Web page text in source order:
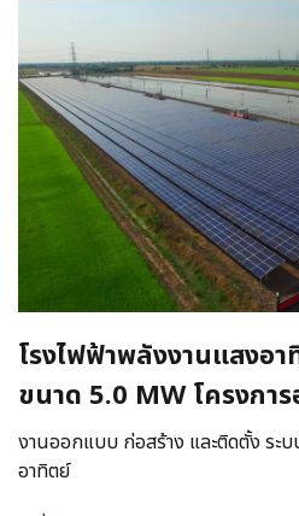
โรงไฟฟ้าพลังงานแสง
ขนาด 5.0 MW โครงการ
ทหารผ่านศึก (สำนักงาน
งานออกแบบ ก่อสร้าง และติดตั้ง ระ
อาทิตย์